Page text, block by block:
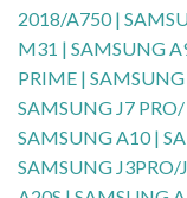
2018/A750 |
M31 | SAMSUNG
PRIME |
SAMSUNG J7
SAMSUNG A10 |
SAMSUNG J3PRO/